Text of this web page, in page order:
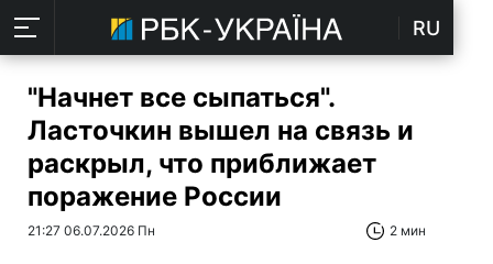
RU
"Начнет все сыпаться".
Ласточкин вышел на связь и
раскрыл, что приближает
поражение России
21:27 06.07.2026 Пн 2 мин